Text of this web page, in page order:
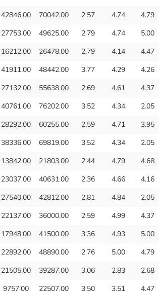
42846.00 70042.00 2.57 4.74 4.79
27753.00 49625.00 2.79 4.74 5.00
16212.00 26478.00 2.79 4.14 4.47
41911.00 48442.00 3.77 4.29 4.26
27132.00 55638.00 2.69 4.61 4.37
40761.00 76202.00 3.52 4.34 2.05
28292.00 60255.00 2.59 4.71 3.95
38336.00 69819.00 3.52 4.34 2.05
13842.00 21803.00 2.44 4.79 4.68
23037.00 40631.00 2.36 4.66 4.16
27540.00 42812.00 2.81 4.84 2.05
22137.00 36000.00 2.59 4.99 4.37
17948.00 41500.00 3.36 4.93 5.00
22892.00 48890.00 2.76 5.00 4.79
21505.00 39287.00 3.06 2.83 2.68
9757.00 22507.00 3.50 3.51 4.47